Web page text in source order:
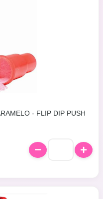
- FLIP DIP PUSH